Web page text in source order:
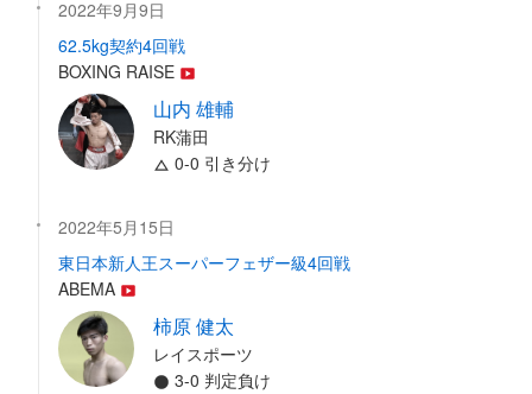
2022年9月9日
62.5kg契約4回戦
BOXING RAISE
山内 雄輔
RK蒲田
0-0 引き分け
2022年5月15日
東日本新人王スーパーフェザー級4回戦
ABEMA
柿原 健太
レイスポーツ
3-0 判定負け